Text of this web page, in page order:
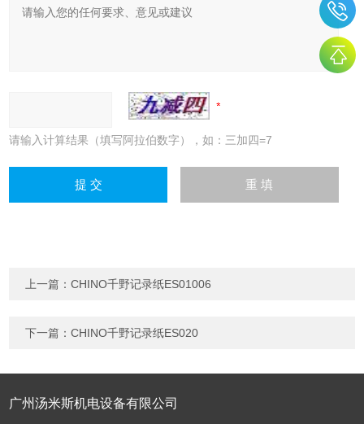
请输入计算结果（填写阿拉伯数字），如：三加四=7
上一篇：CHINO千野记录纸ES01006
下一篇：CHINO千野记录纸ES020
广州汤米斯机电设备有限公司